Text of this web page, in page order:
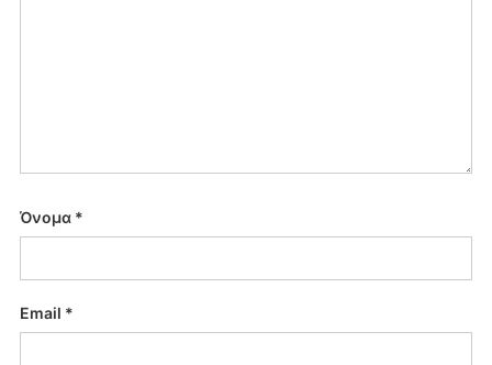
Όνομα *
Email *